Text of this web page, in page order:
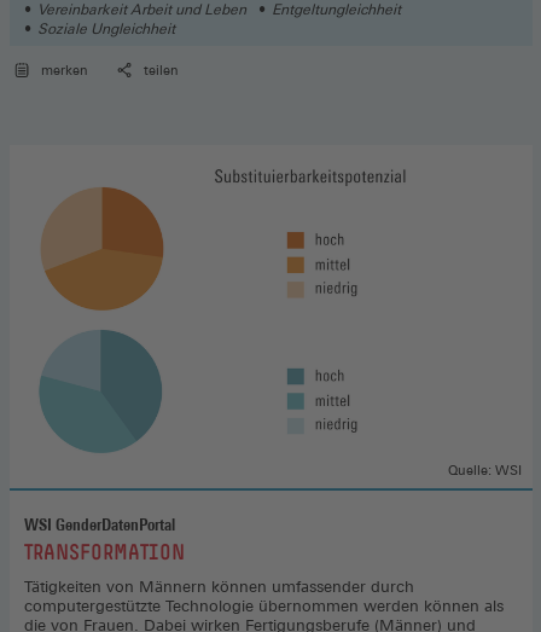
Vereinbarkeit Arbeit und Leben
Entgeltungleichheit
Soziale Ungleichheit
merken teilen
WSI GenderDatenPortal
:
TRANSFORMATION
Tätigkeiten von Männern können umfassender durch
computergestützte Technologie übernommen werden können als
die von Frauen. Dabei wirken Fertigungsberufe (Männer) und
Quelle: WSI